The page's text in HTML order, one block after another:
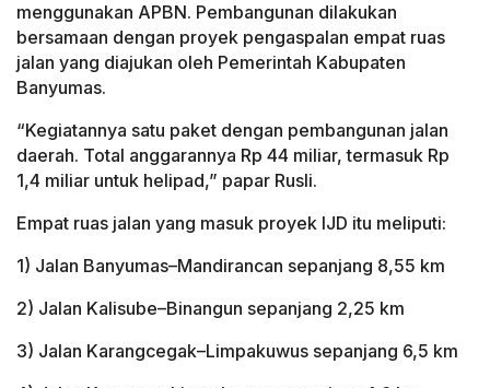
menggunakan APBN. Pembangunan dilakukan
bersamaan dengan proyek pengaspalan empat ruas
jalan yang diajukan oleh Pemerintah Kabupaten
Banyumas.
“Kegiatannya satu paket dengan pembangunan jalan
daerah. Total anggarannya Rp 44 miliar, termasuk Rp
1,4 miliar untuk helipad,” papar Rusli.
Empat ruas jalan yang masuk proyek IJD itu meliputi:
1) Jalan Banyumas–Mandirancan sepanjang 8,55 km
2) Jalan Kalisube–Binangun sepanjang 2,25 km
3) Jalan Karangcegak–Limpakuwus sepanjang 6,5 km